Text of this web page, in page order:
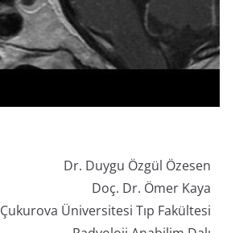
Dr. Duygu Özgül Özesen
Doç. Dr. Ömer Kaya
Çukurova Üniversitesi Tıp Fakültesi